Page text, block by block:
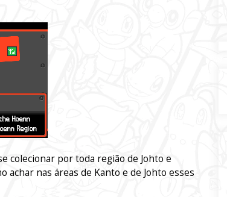
colecionar por toda região de Johto e
achar nas áreas de Kanto e de Johto esses